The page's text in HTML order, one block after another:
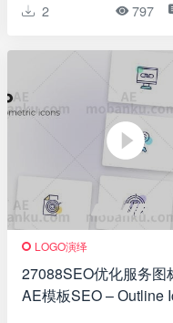
2 797
LOGO演绎
27088SEO优化服务图
AE模板SEO – Оutline